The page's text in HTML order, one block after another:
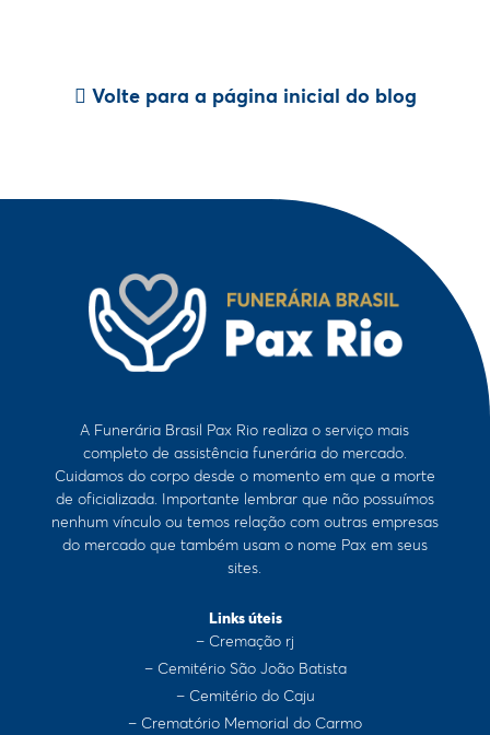
Volte para a página inicial do blog
A Funerária Brasil Pax Rio realiza o serviço mais
completo de assistência funerária do mercado.
Cuidamos do corpo desde o momento em que a morte
de oficializada. Importante lembrar que não possuímos
nenhum vínculo ou temos relação com outras empresas
do mercado que também usam o nome Pax em seus
sites.
Links úteis
– Cremação rj
– Cemitério São João Batista
– Cemitério do Caju
– Crematório Memorial do Carmo